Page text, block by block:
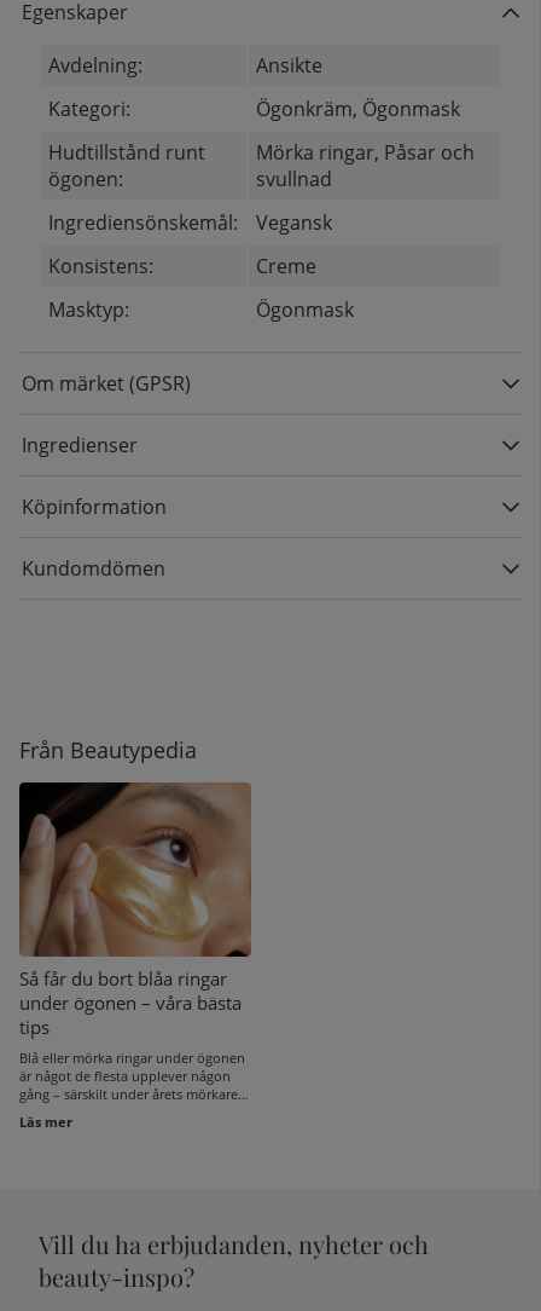
Egenskaper
Avdelning:
Ansikte
Kategori:
Ögonkräm, Ögonmask
Hudtillstånd runt
ögonen:
Mörka ringar, Påsar och
svullnad
Ingrediensönskemål:
Vegansk
Konsistens:
Creme
Masktyp:
Ögonmask
Om märket (GPSR)
Ingredienser
Köpinformation
Kundomdömen
Från Beautypedia
Så får du bort blåa ringar
under ögonen – våra bästa
tips
Blå eller mörka ringar under ögonen
är något de flesta upplever någon
gång – särskilt under årets mörkare
månader. Det kan ge ett trött och
glåmigt intryck, även när du känner
Läs mer
Vill du ha erbjudanden, nyheter och
beauty-inspo?